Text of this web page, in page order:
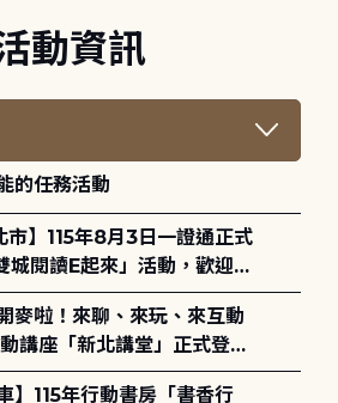
動資訊
的任務活動
城閱讀E起來」活動，歡迎踴
至10月4日)。
動講座「新北講堂」正式登